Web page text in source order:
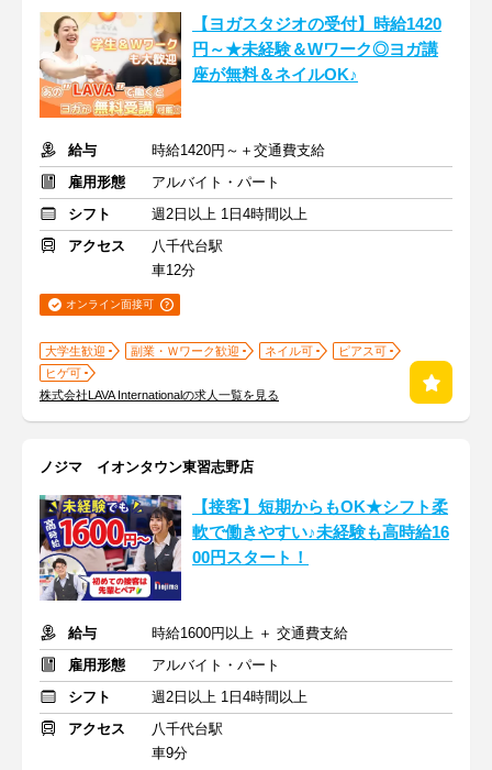
【ヨガスタジオの受付】時給1420
円～★未経験＆Wワーク◎ヨガ講
座が無料＆ネイルOK♪
給与
時給1420円～＋交通費支給
雇用形態
アルバイト・パート
シフト
週2日以上 1日4時間以上
アクセス
八千代台駅
車12分
オンライン面接可
大学生歓迎 副業・Ｗワーク歓迎 ネイル可
ピアス可
ヒゲ可
株式会社LAVA Internationalの求人一覧を見る
ノジマ イオンタウン東習志野店
【接客】短期からもOK★シフト柔
軟で働きやすい♪未経験も高時給16
00円スタート！
給与
時給1600円以上 ＋ 交通費支給
雇用形態
アルバイト・パート
シフト
週2日以上 1日4時間以上
アクセス
八千代台駅
車9分